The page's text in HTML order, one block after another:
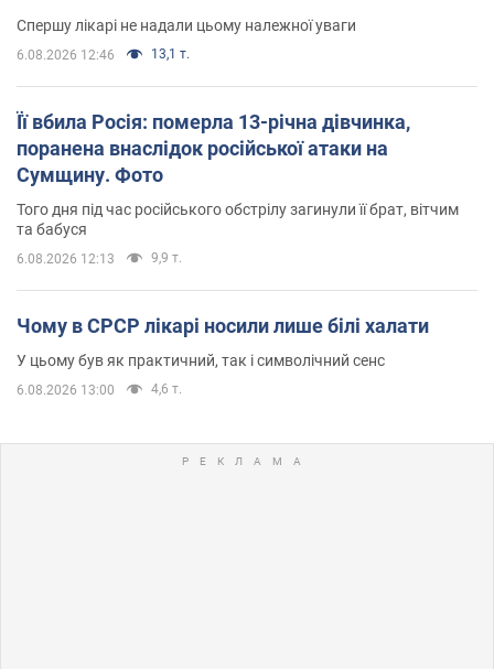
Спершу лікарі не надали цьому належної уваги
6.08.2026 12:46 13,1 т.
Її вбила Росія: померла 13-річна дівчинка,
поранена внаслідок російської атаки на
Сумщину. Фото
Того дня під час російського обстрілу загинули її брат, вітчим
та бабуся
6.08.2026 12:13 9,9 т.
Чому в СРСР лікарі носили лише білі халати
У цьому був як практичний, так і символічний сенс
6.08.2026 13:00 4,6 т.